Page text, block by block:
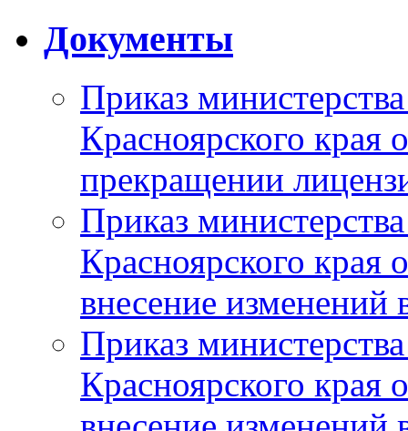
Документы
Приказ
Красноярского
прекращении
Приказ
Красноярского
внесение изменений
Приказ
Красноярского